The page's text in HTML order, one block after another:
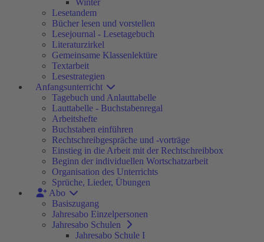
Winter
Lesetandem
Bücher lesen und vorstellen
Lesejournal - Lesetagebuch
Literaturzirkel
Gemeinsame Klassenlektüre
Textarbeit
Lesestrategien
Anfangsunterricht
Tagebuch und Anlauttabelle
Lauttabelle - Buchstabenregal
Arbeitshefte
Buchstaben einführen
Rechtschreibgespräche und -vorträge
Einstieg in die Arbeit mit der Rechtschreibbox
Beginn der individuellen Wortschatzarbeit
Organisation des Unterrichts
Sprüche, Lieder, Übungen
Abo
Basiszugang
Jahresabo Einzelpersonen
Jahresabo Schulen
Jahresabo Schule I